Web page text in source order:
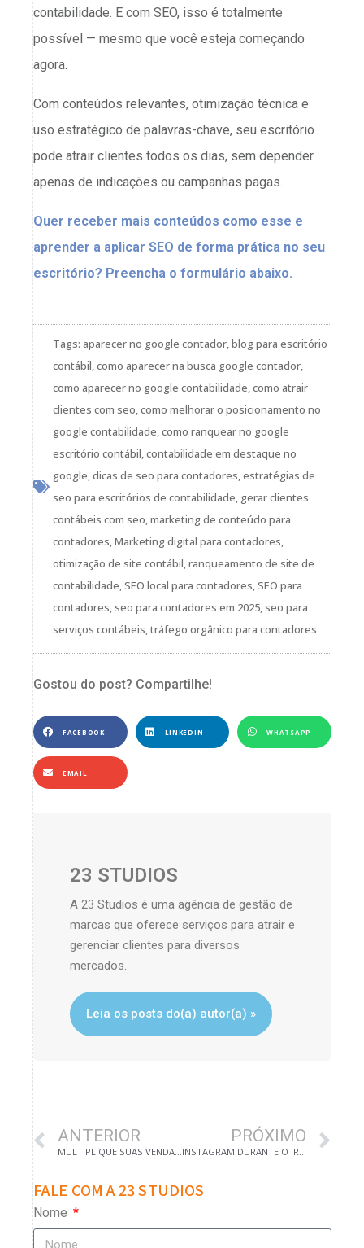
contabilidade. E com SEO, isso é totalmente
possível — mesmo que você esteja começando
agora.
Com conteúdos relevantes, otimização técnica e
uso estratégico de palavras-chave, seu escritório
pode atrair clientes todos os dias, sem depender
apenas de indicações ou campanhas pagas.
Quer receber mais conteúdos como esse e
aprender a aplicar SEO de forma prática no seu
escritório? Preencha o formulário abaixo.
Tags: aparecer no google contador,blog para escritório
contábil,como aparecer na busca google contador,
como aparecer no google contabilidade,como atrair
clientes com seo,como melhorar o posicionamento no
google contabilidade,como ranquear no google
escritório contábil,contabilidade em destaque no
google,dicas de seo para contadores,estratégias de
seo para escritórios de contabilidade, gerar clientes
contábeis com seo,marketing de conteúdo para
contadores,Marketing digital para contadores,
otimização de site contábil,ranqueamento de site de
contabilidade,SEO local para contadores,SEO para
contadores,seo para contadores em 2025,seo para
serviços contábeis,tráfego orgânico para contadores
Gostou do post? Compartilhe!
FACEBOOK LINKEDIN WHATSAPP
EMAIL
23 STUDIOS
A 23 Studios é uma agência de gestão de
marcas que oferece serviços para atrair e
gerenciar clientes para diversos
mercados.
Leia os posts do(a) autor(a) »
ANTERIOR
MULTIPLIQUE SUAS VENDAS DE CONSULTORIA CONTÁBIL PELO WHATSAPP! [2025]
PRÓXIMO
INSTAGRAM DURANTE O IR: 5 DICAS DO QUE POSTAR PARA GERAR CLIENTES
FALE COM A 23 STUDIOS
Nome